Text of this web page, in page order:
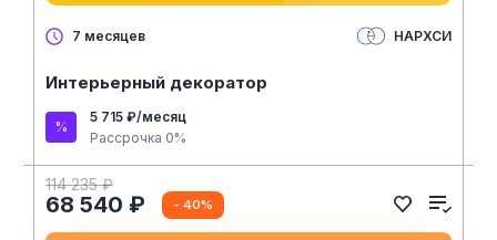
7 месяцев НАРХСИ
Интерьерный декоратор
5 715 ₽/месяц
Рассрочка 0%
114 235 ₽
68 540 ₽ - 40%